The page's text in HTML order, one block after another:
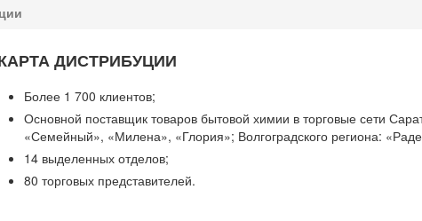
ДИСТРИБУЦИИ
Более 1 700 клиентов;
Основной поставщик товаров бытовой химии в торговые сети
«Семейный», «Милена», «Глория»; Волгоградского региона:
14 выделенных отделов;
80 торговых представителей.